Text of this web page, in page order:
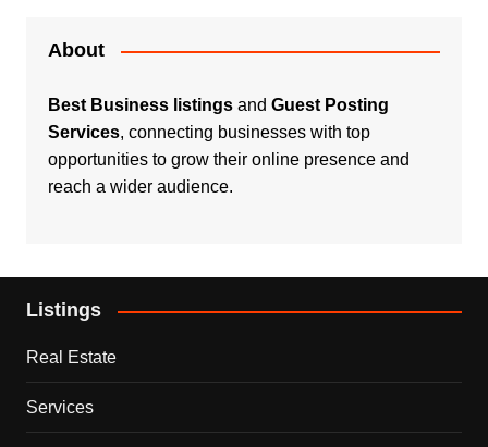
About
Best Business listingsand Guest Posting
Services, connecting businesses with top
opportunities to grow their online presence and
reach a wider audience.
Listings
Real Estate
Services